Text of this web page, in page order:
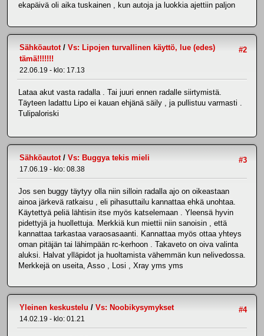
ekapäivä oli aika tuskainen , kun autoja ja luokkia ajettiin paljon
#2
Sähköautot/ Vs: Lipojen turvallinen käyttö, lue (edes)
tämä!!!!!!!
22.06.19 - klo: 17.13
Lataa akut vasta radalla . Tai juuri ennen radalle siirtymistä.
Täyteen ladattu Lipo ei kauan ehjänä säily , ja pullistuu varmasti .
Tulipaloriski
#3
Sähköautot/ Vs: Buggya tekis mieli
17.06.19 - klo: 08.38
Jos sen buggy täytyy olla niin silloin radalla ajo on oikeastaan
ainoa järkevä ratkaisu , eli pihasuttailu kannattaa ehkä unohtaa.
Käytettyä peliä lähtisin itse myös katselemaan . Yleensä hyvin
pidettyjä ja huollettuja. Merkkiä kun miettii niin sanoisin , että
kannattaa tarkastaa varaosasaanti. Kannattaa myös ottaa yhteys
oman pitäjän tai lähimpään rc-kerhoon . Takaveto on oiva valinta
aluksi. Halvat ylläpidot ja huoltamista vähemmän kun nelivedossa.
Merkkejä on useita, Asso , Losi , Xray yms yms
#4
Yleinen keskustelu / Vs: Noobikysymykset
14.02.19 - klo: 01.21